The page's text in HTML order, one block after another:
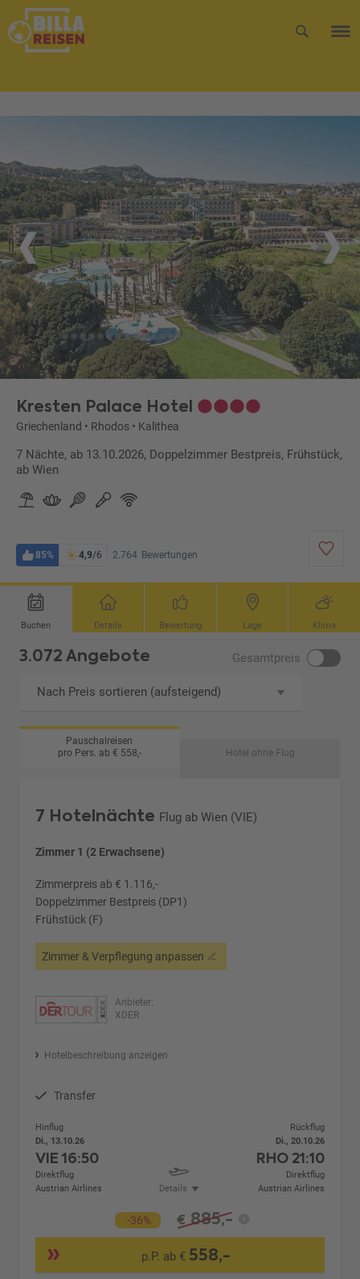
Kresten Palace Hotel
Griechenland • Rhodos • Kalithea
7 Nächte, ab 13.10.2026, Doppelzimmer Bestpreis, Frühstück,
ab Wien
85% 4,9/6 2.764 Bewertungen
Buchen Details Bewertung Lage Klima
3.072 Angebote Gesamtpreis
Nach Preis sortieren (aufsteigend)
Pauschalreisen
pro Pers. ab € 558,-
Hotel ohne Flug
7 Hotelnächte Flug ab Wien (VIE)
Zimmer 1 (2 Erwachsene)
Zimmerpreis ab € 1.116,-
Doppelzimmer Bestpreis (DP1)
Frühstück (F)
Zimmer & Verpflegung anpassen
Anbieter:
XDER
Hotelbeschreibung anzeigen
Transfer
Hinflug
Di., 13.10.26
VIE16:50
Direktflug
Austrian Airlines
Details
Rückflug
Di., 20.10.26
RHO 21:10
Direktflug
Austrian Airlines
-36% € 885,-
p.P. ab € 558,-